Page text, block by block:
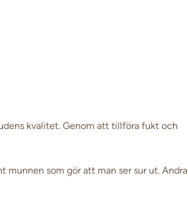
kvalitet. Genom att tillföra fukt och
som gör att man ser sur ut. Andra